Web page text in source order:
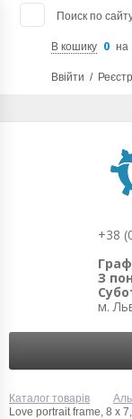
Поиск по
В кошику 0 на
Ввійти /
+38
З
м.
Каталог товарів
Love portrait frame, 8 x